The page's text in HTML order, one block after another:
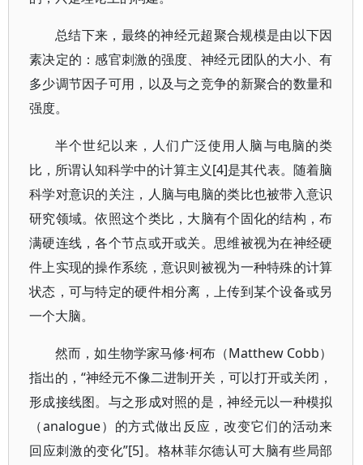
总结下来，最终的神经元超聚合规模是由以下因
素决定的：感官刺激的强度、神经元团队的大小、有
多少调节因子可用，以及与之竞争的新聚合的数量和
强度。
半个世纪以来，人们广泛使用人脑与电脑的类
比，所谓认知科学中的计算主义[4]是其代表。随着脑
科学对意识的关注，人脑与电脑的类比也被带入意识
研究领域。依照这个类比，大脑有个固化的结构，布
满硬连线，各个节点或开或关。思维被视为在神经硬
件上实现的操作系统，意识则被视为一种特殊的计算
状态，可与特定的硬件相分离，上传到某个设备或另
一个大脑。
然而，如生物学家马修·柯布（Matthew Cobb）
指出的，“神经元不像二进制开关，可以打开或关闭，
形成接线图。与之形成对照的是，神经元以一种模拟
（analogue）的方式做出反应，改变它们的活动来
回应刺激的变化”[5]。格林菲尔德认可大脑有些局部